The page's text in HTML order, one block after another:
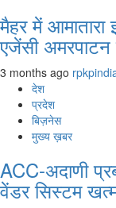
मैहर में
एजेंसी अमरपाटन
3 months ago
देश
प्रदेश
बिज़नेस
मुख्य ख़बर
ACC-अदाणी
वेंडर सिस्टम